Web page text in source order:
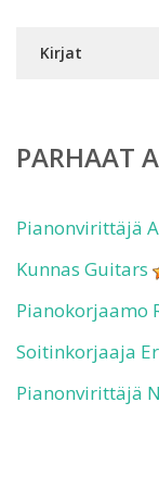
Kirjat
PARHAAT
Pianonvirittäjä
Kunnas Guitars
Pianokorjaamo
Soitinkorjaaja
Pianonvirittäjä